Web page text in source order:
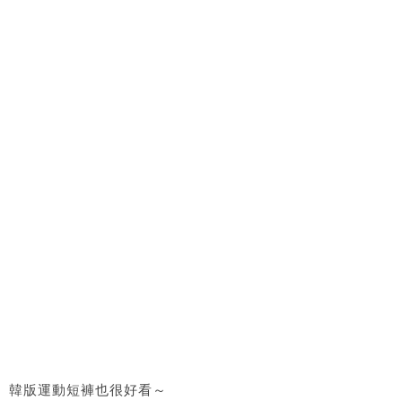
韓版運動短褲也很好看～